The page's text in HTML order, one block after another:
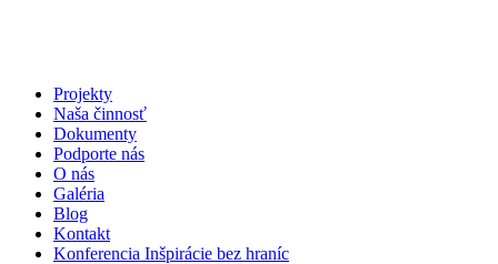
Projekty
Naša činnosť
Dokumenty
Podporte nás
O nás
Galéria
Blog
Kontakt
Konferencia Inšpirácie bez hraníc